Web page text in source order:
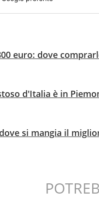
euro: dove
d'Italia è in
si mangia il